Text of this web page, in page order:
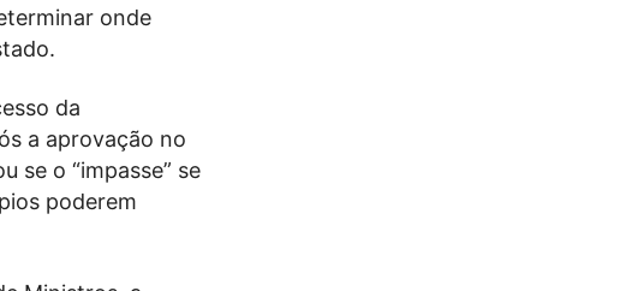
onde
da
a aprovação no
se o “impasse” se
poderem